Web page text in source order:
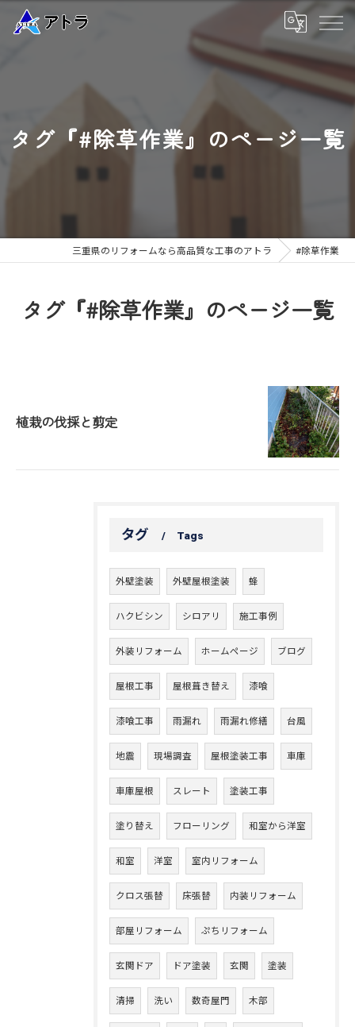
タグ『#除草作業』のページ一覧
三重県のリフォームなら高品質な工事のアトラ #除草作業
タグ『#除草作業』のページ一覧
植栽の伐採と剪定
タグ Tags
外壁塗装 外壁屋根塗装 蜂
ハクビシン シロアリ 施工事例
外装リフォーム ホームページ ブログ
屋根工事 屋根葺き替え 漆喰
漆喰工事 雨漏れ 雨漏れ修繕 台風
地震 現場調査 屋根塗装工事 車庫
車庫屋根 スレート 塗装工事
塗り替え フローリング 和室から洋室
和室 洋室 室内リフォーム
クロス張替 床張替 内装リフォーム
部屋リフォーム ぷちリフォーム
玄関ドア ドア塗装 玄関 塗装
清掃 洗い 数奇屋門 木部